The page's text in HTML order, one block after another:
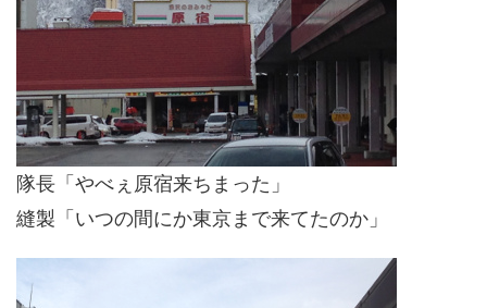
隊長「やべぇ原宿来ちまった」
縫製「いつの間にか東京まで来てたのか」